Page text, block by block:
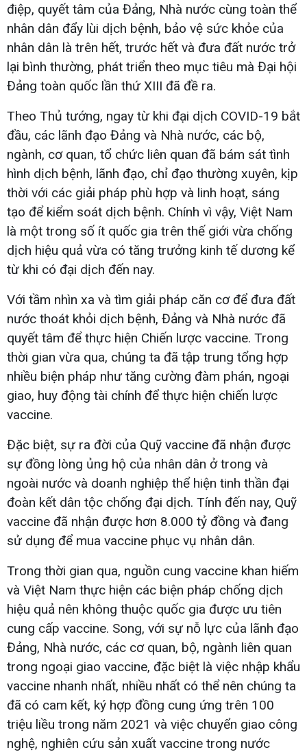
điệp, quyết tâm của Đảng, Nhà nước cùng toàn thể
nhân dân đẩy lùi dịch bệnh, bảo vệ sức khỏe của
nhân dân là trên hết, trước hết và đưa đất nước trở
lại bình thường, phát triển theo mục tiêu mà Đại hội
Đảng toàn quốc lần thứ XIII đã đề ra.
Theo Thủ tướng, ngay từ khi đại dịch COVID-19 bắt
đầu, các lãnh đạo Đảng và Nhà nước, các bộ,
ngành, cơ quan, tổ chức liên quan đã bám sát tình
hình dịch bệnh, lãnh đạo, chỉ đạo thường xuyên, kịp
thời với các giải pháp phù hợp và linh hoạt, sáng
tạo để kiểm soát dịch bệnh. Chính vì vậy, Việt Nam
là một trong số ít quốc gia trên thế giới vừa chống
dịch hiệu quả vừa có tăng trưởng kinh tế dương kể
từ khi có đại dịch đến nay.
Với tầm nhìn xa và tìm giải pháp căn cơ để đưa đất
nước thoát khỏi dịch bệnh, Đảng và Nhà nước đã
quyết tâm để thực hiện Chiến lược vaccine. Trong
thời gian vừa qua, chúng ta đã tập trung tổng hợp
nhiều biện pháp như tăng cường đàm phán, ngoại
giao, huy động tài chính để thực hiện chiến lược
vaccine.
Đặc biệt, sự ra đời của Quỹ vaccine đã nhận được
sự đồng lòng ủng hộ của nhân dân ở trong và
ngoài nước và doanh nghiệp thể hiện tinh thần đại
đoàn kết dân tộc chống đại dịch. Tính đến nay, Quỹ
vaccine đã nhận được hơn 8.000 tỷ đồng và đang
sử dụng để mua vaccine phục vụ nhân dân.
Trong thời gian qua, nguồn cung vaccine khan hiếm
và Việt Nam thực hiện các biện pháp chống dịch
hiệu quả nên không thuộc quốc gia được ưu tiên
cung cấp vaccine. Song, với sự nỗ lực của lãnh đạo
Đảng, Nhà nước, các cơ quan, bộ, ngành liên quan
trong ngoại giao vaccine, đặc biệt là việc nhập khẩu
vaccine nhanh nhất, nhiều nhất có thể nên chúng ta
đã có cam kết, ký hợp đồng cung ứng trên 100
triệu liều trong năm 2021 và việc chuyển giao công
nghệ, nghiên cứu sản xuất vaccine trong nước